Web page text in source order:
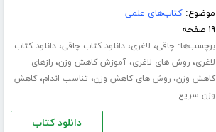
موضوع:کتاب‌های علمی
۱۹ صفحه
برچسب‌ها: چاقی، لاغری،دانلود کتاب چاقی،دانلود کتاب
لاغری،روش های لاغری،آموزش کاهش وزن،رازهای
کاهش وزن،روش های کاهش وزن، تناسب اندام،کاهش
وزن سریع
دانلود کتاب